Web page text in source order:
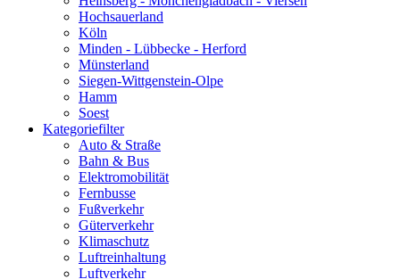
Hochsauerland
Köln
Minden - Lübbecke - Herford
Münsterland
Siegen-Wittgenstein-Olpe
Hamm
Soest
Kategoriefilter
Auto & Straße
Bahn & Bus
Elektromobilität
Fernbusse
Fußverkehr
Güterverkehr
Klimaschutz
Luftreinhaltung
Luftverkehr